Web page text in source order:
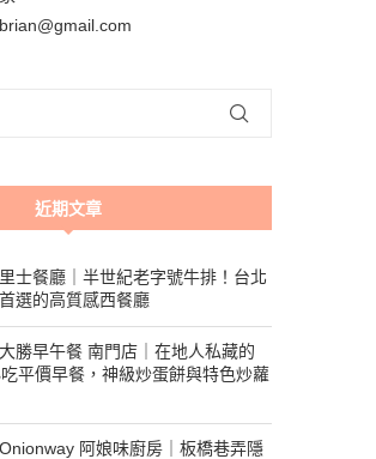
近期文章
士餐廳｜半世紀老字號牛排！台北
選的高質感西餐廳
勝早午餐 南門店｜在地人私藏的
平價早餐，神級炒蛋餅與特色炒蘿
阿娘味廚房｜板橋巷弄隱